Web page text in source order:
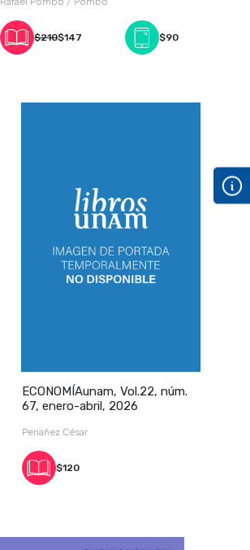
$210$147 $90
ECONOMÍAunam, Vol.22, núm.
67, enero-abril, 2026
Periañez César
$120